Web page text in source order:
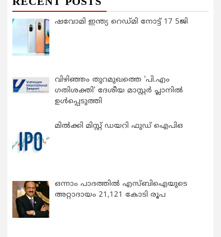
ഷവോമി ഇന്ത്യ റെഡ്മി നോട്ട് 17 5ജി
വിഴിഞ്ഞം തുറമുഖത്തെ ‘പി.എം
ഗതിശക്തി’ ദേശീയ മാസ്റ്റർ പ്ലാനിൽ
ഉൾപ്പെടുത്തി
മിൽക്കി മിസ്റ്റ് ഡയറി ഫുഡ് ഐപിഒ
ഒന്നാം പാദത്തിൽ എസ്ബിഐയുടെ
അറ്റാദായം 21,121 കോടി രൂപ